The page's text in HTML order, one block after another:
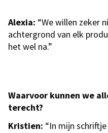
Alexia: “We willen zeker
achtergrond van elk
het wel na.”
Waarvoor kunnen we
terecht?
Kristien: “In mijn